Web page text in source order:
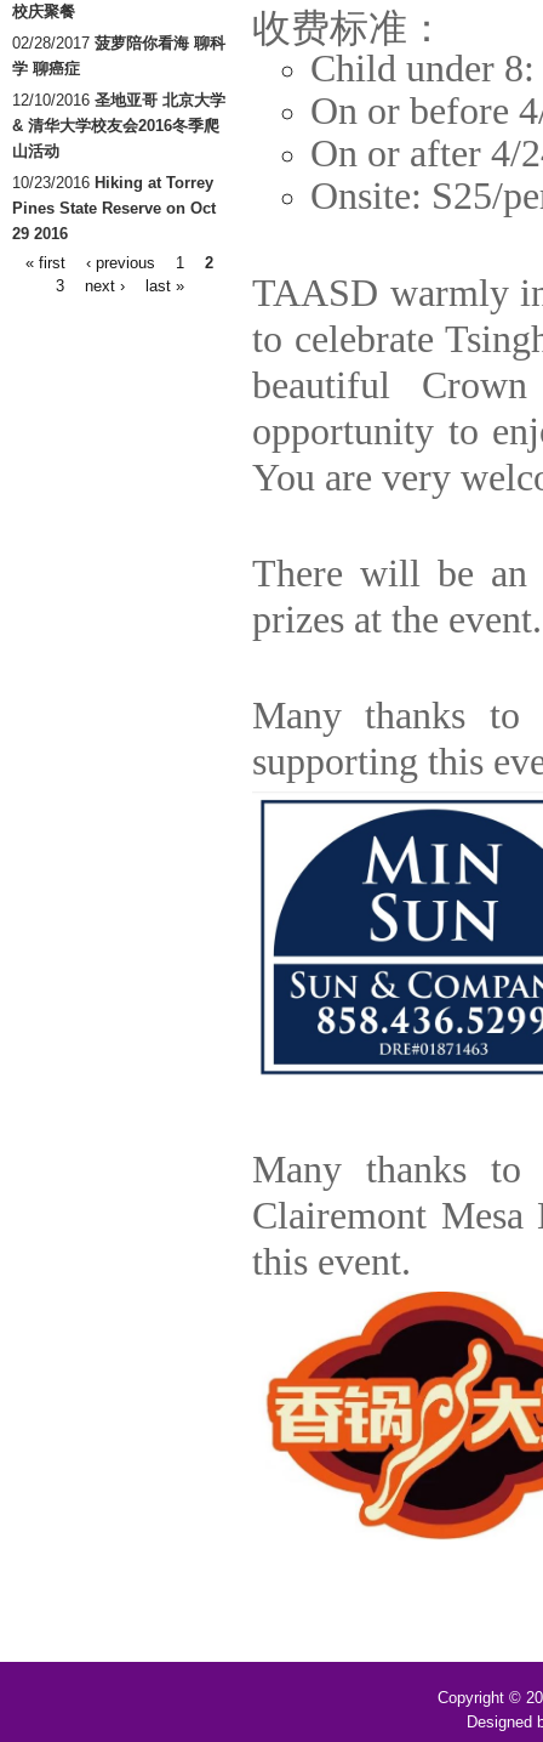
校庆聚餐
02/28/2017 菠萝陪你看海 聊科
学 聊癌症
12/10/2016 圣地亚哥 北京大学
& 清华大学校友会2016冬季爬
山活动
10/23/2016 Hiking at Torrey
Pines State Reserve on Oct
29 2016
Pages
« first ‹ previous 1
2
3
next › last »
收费标准：
Child under
On or before
On or after 4/
Onsite: S25/
TAASD warmly
to celebrate
beautiful
opportunity to
You are very
There will be an
prizes at the event.
Many thanks
supporting this
Many thanks to
Clairemont
this event.
Copyright ©
Designed